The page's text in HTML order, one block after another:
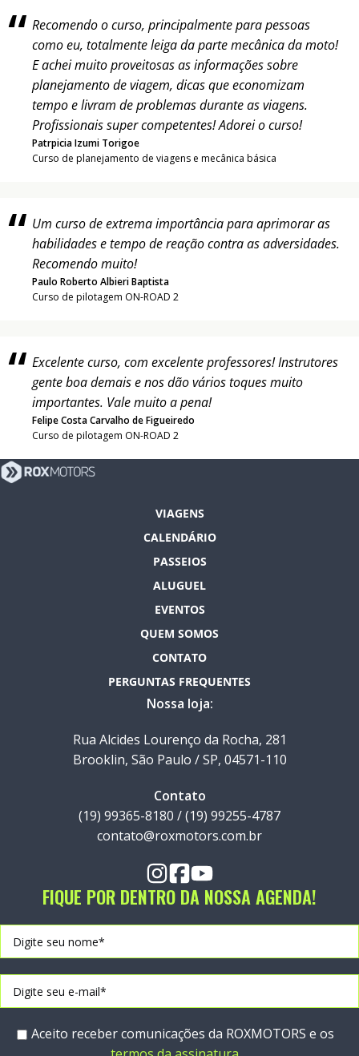
Recomendo o curso, principalmente para pessoas
como eu, totalmente leiga da parte mecânica da moto!
E achei muito proveitosas as informações sobre
planejamento de viagem, dicas que economizam
tempo e livram de problemas durante as viagens.
Profissionais super competentes! Adorei o curso!
Patrpicia Izumi Torigoe
Curso de planejamento de viagens e mecânica básica
Um curso de extrema importância para aprimorar as
habilidades e tempo de reação contra as adversidades.
Recomendo muito!
Paulo Roberto Albieri Baptista
Curso de pilotagem ON-ROAD 2
Excelente curso, com excelente professores! Instrutores
gente boa demais e nos dão vários toques muito
importantes. Vale muito a pena!
Felipe Costa Carvalho de Figueiredo
Curso de pilotagem ON-ROAD 2
VIAGENS
CALENDÁRIO
PASSEIOS
ALUGUEL
EVENTOS
QUEM SOMOS
CONTATO
PERGUNTAS FREQUENTES
Nossa loja:
Rua Alcides Lourenço da Rocha, 281
Brooklin, São Paulo / SP, 04571-110
Contato
(19) 99365-8180 / (19) 99255-4787
contato@roxmotors.com.br
FIQUE POR DENTRO DA NOSSA AGENDA!
Aceito receber comunicações da ROXMOTORS e os